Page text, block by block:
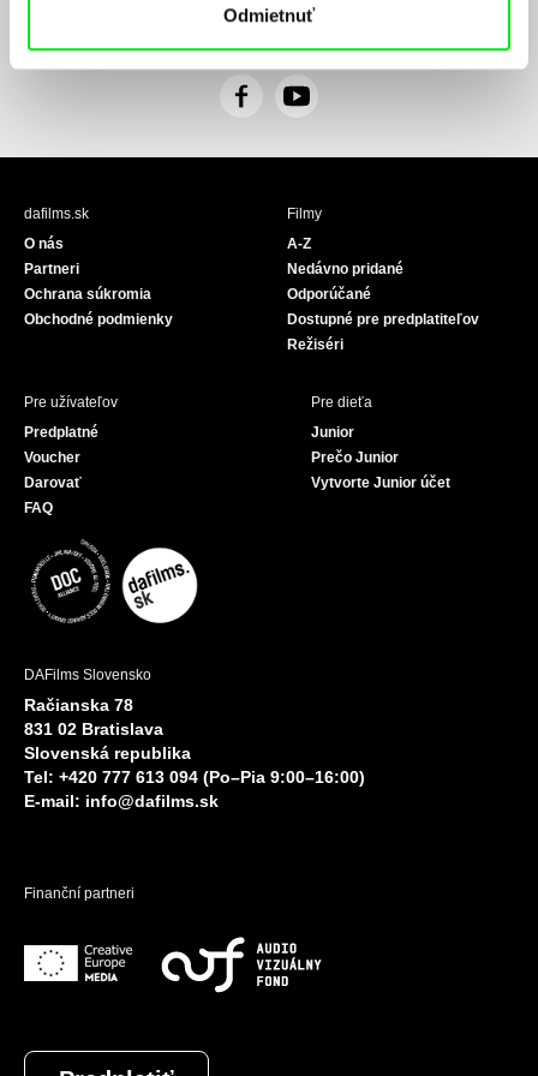
Odmietnuť
ním, pričom beriem na vedomie práva tu uvedené, najmä právo na námietky proti
F
c
Y
u
e
dafilms.sk
O nás
Partneri
Ochrana súkromia
Obchodné podmienky
Filmy
A-Z
Nedávno pridané
Odporúčané
Dostupné pre predplatiteľov
Režiséri
Pre užívateľov
Predplatné
Voucher
Darovať
FAQ
Pre dieťa
Junior
Prečo Junior
Vytvorte Junior účet
DAFilms Slovensko
Račianska 78
831 02 Bratislava
Slovenská republika
Tel: +420 777 613 094 (Po–Pia 9:00–16:00)
E-mail: info@dafilms.sk
Finanční partneri